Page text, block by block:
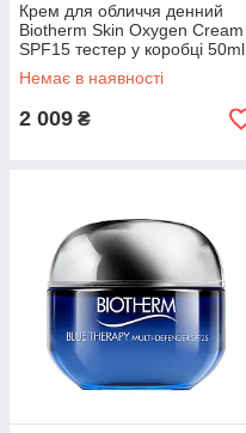
Крем для обличчя денний
Biotherm Skin Oxygen Cream
SPF15 тестер у коробці 50ml
(3614272132955)
Немає в наявності
2 009 ₴